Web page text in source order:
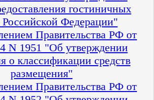
гостиничных
Российской Федерации"
Правительства РФ от
N 1951 "Об утверждении
о классификации средств
размещения"
Правительства РФ от